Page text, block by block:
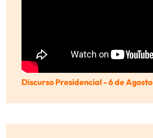
Discurso Presidencial - 6 de Agosto